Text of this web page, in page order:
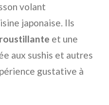
volant
japonaise. Ils
et une
aux sushis et autres
gustative à